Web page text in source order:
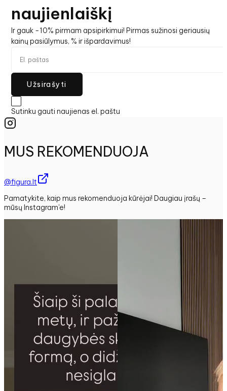
naujienlaiškį
Ir gauk -10% pirmam apsipirkimui! Pirmas sužinosi geriausių
kainų pasiūlymus, % ir išpardavimus!
Užsirašyti
Sutinku gauti naujienas el. paštu
MUS REKOMENDUOJA
@figura.lt
Pamatykite, kaip mus rekomenduoja kūrėjai! Daugiau įrašų –
mūsų Instagram'e!